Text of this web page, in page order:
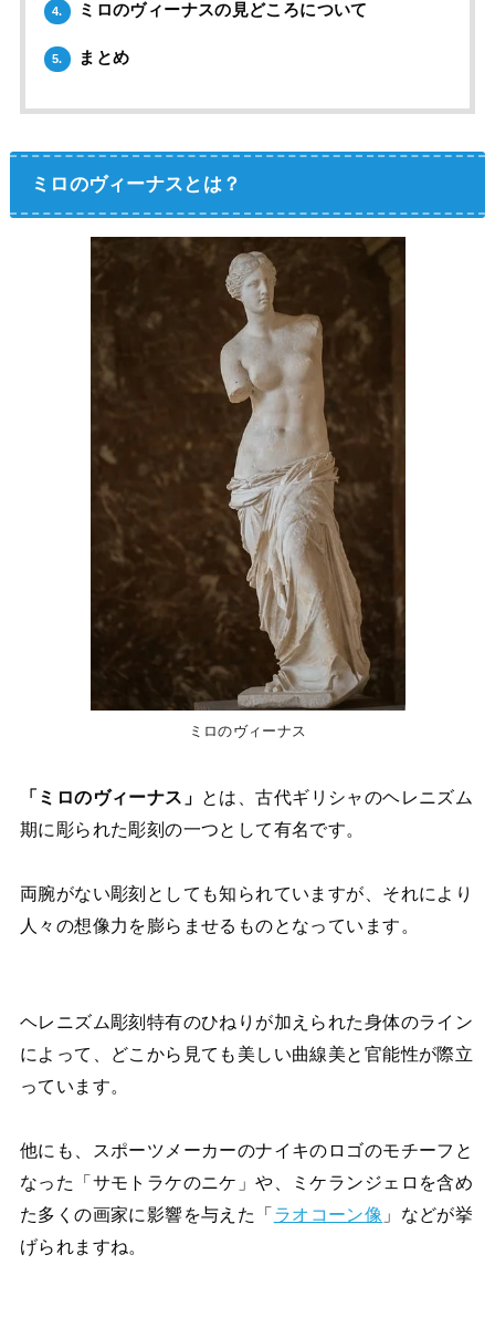
4. ミロのヴィーナスの見どころについて
5. まとめ
ミロのヴィーナスとは？
ミロのヴィーナス
「ミロのヴィーナス」
とは、古代ギリシャのヘレニズム
期に彫られた彫刻の一つとして有名です。
両腕がない彫刻としても知られていますが、それにより
人々の想像力を膨らませるものとなっています。
ヘレニズム彫刻特有のひねりが加えられた身体のライン
によって、どこから見ても美しい曲線美と官能性が際立
っています。
他にも、スポーツメーカーのナイキのロゴのモチーフと
なった「サモトラケのニケ」や、ミケランジェロを含め
た多くの画家に影響を与えた「ラオコーン像 」などが挙
げられますね。